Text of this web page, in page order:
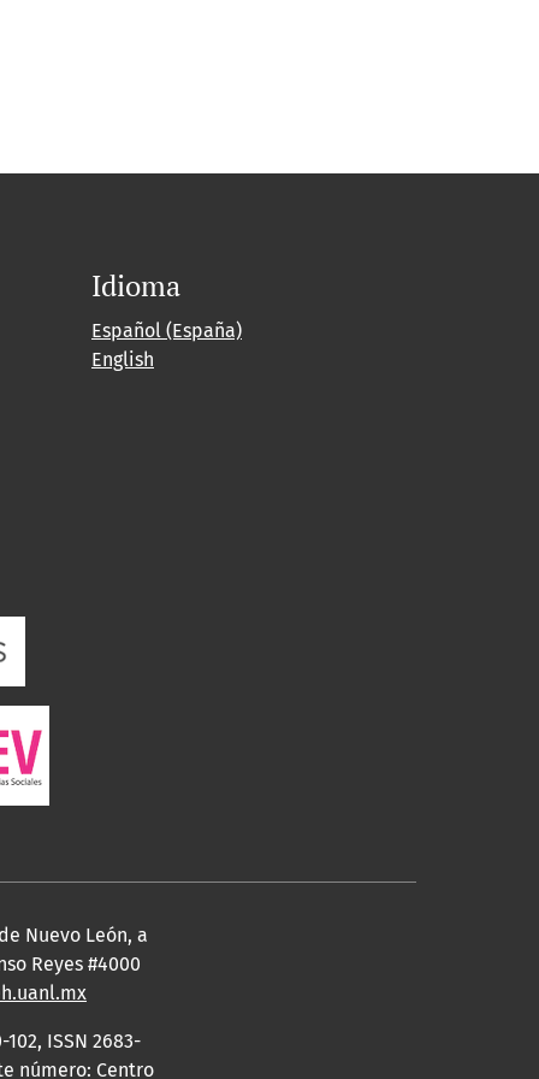
Idioma
Español (España)
English
Nuevo León, a
Reyes #4000
ISSN 2683-
número: Centro